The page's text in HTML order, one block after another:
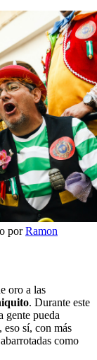
porRamon
oro a las
. Durante este
gente pueda
sí, con más
como